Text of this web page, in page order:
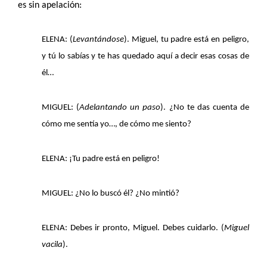
es sin apelación:
ELENA: (Levantándose). Miguel, tu padre está en peligro,
y tú lo sabías y te has quedado aquí a decir esas cosas de
él…
MIGUEL: (Adelantando un paso). ¿No te das cuenta de
cómo me sentía yo…, de cómo me siento?
ELENA: ¡Tu padre está en peligro!
MIGUEL: ¿No lo buscó él? ¿No mintió?
ELENA: Debes ir pronto, Miguel. Debes cuidarlo. (Miguel
vacila).